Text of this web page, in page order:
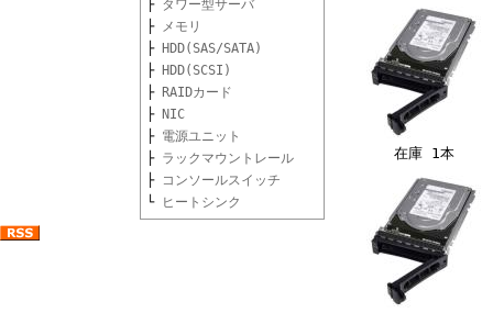
├ タワー型サーバ
├ メモリ
├ HDD(SAS/SATA)
├ HDD(SCSI)
├ RAIDカード
├ NIC
├ 電源ユニット
├ ラックマウントレール
├ コンソールスイッチ
└ ヒートシンク
在庫 1本